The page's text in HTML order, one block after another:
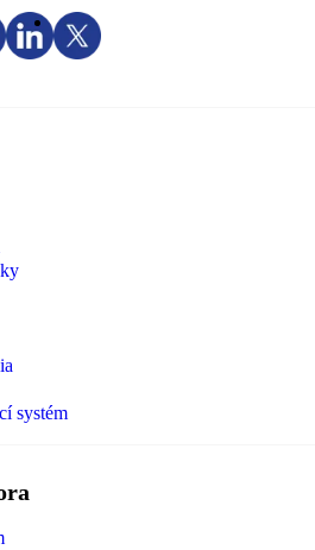
systém